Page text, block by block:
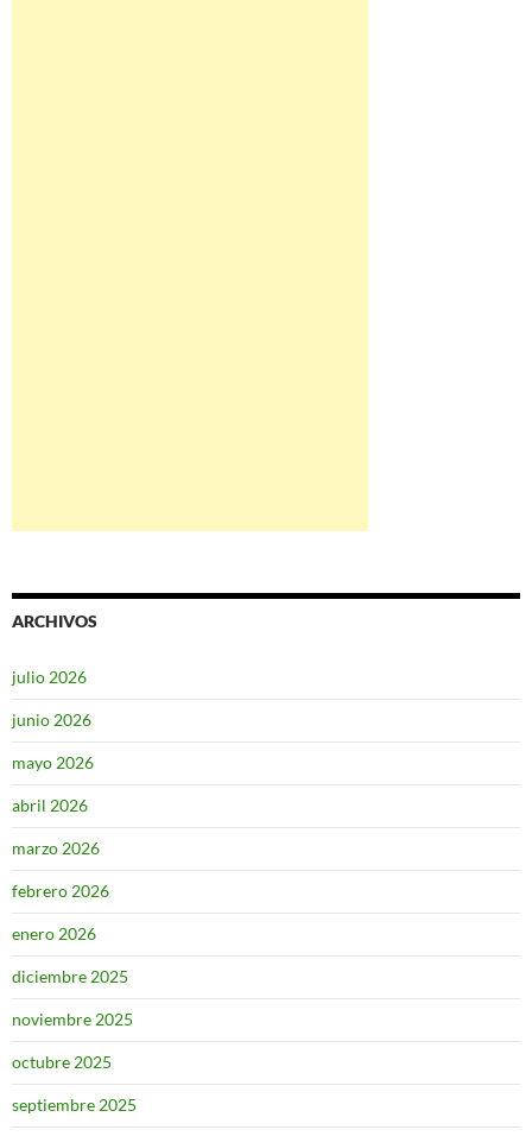
ARCHIVOS
julio 2026
junio 2026
mayo 2026
abril 2026
marzo 2026
febrero 2026
enero 2026
diciembre 2025
noviembre 2025
octubre 2025
septiembre 2025